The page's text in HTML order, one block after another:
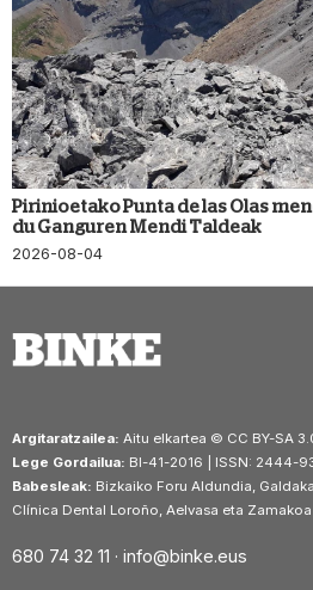
Pirinioetako Punta de las Olas
du Ganguren Mendi Taldeak
2026-08-04
Argitaratzailea: Aitu elkartea © CC BY-SA
Lege Gordailua: BI-41-2016 | ISSN: 2444-
Babesleak: Bizkaiko Foru Aldundia,
Clínica Dental Loroño, Aelvasa eta
680 74 32 11 · info@binke.eus